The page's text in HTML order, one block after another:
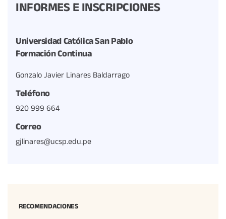
INFORMES E INSCRIPCIONES
Universidad Católica San Pablo
Formación Continua
Gonzalo Javier Linares Baldarrago
Teléfono
920 999 664
Correo
gjlinares@ucsp.edu.pe
RECOMENDACIONES